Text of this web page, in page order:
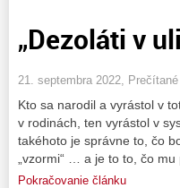
„Dezoláti v
21. septembra 2022, Prečítané
Kto sa narodil a vyrástol v
v rodinách, ten vyrástol v
takéhoto je správne to, čo
„vzormi“ … a je to to, čo
Pokračovanie článku